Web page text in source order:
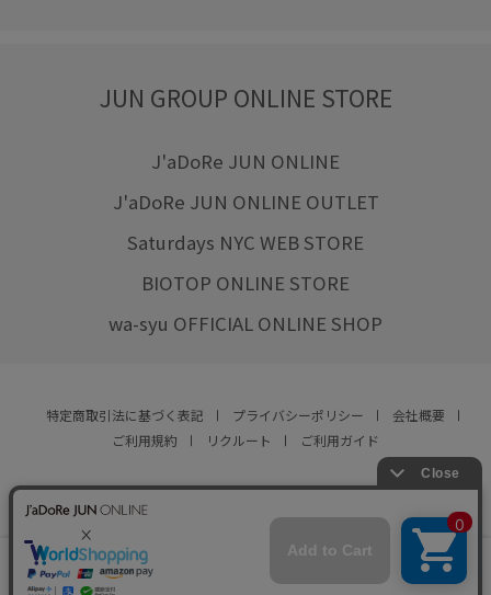
JUN GROUP ONLINE STORE
J'aDoRe JUN ONLINE
J'aDoRe JUN ONLINE OUTLET
Saturdays NYC WEB STORE
BIOTOP ONLINE STORE
wa-syu OFFICIAL ONLINE SHOP
特定商取引法に基づく表記 プライバシーポリシー
会社概要
ご利用規約
リクルート ご利用ガイド
© JUN CO.,LTD. ALL RIGHTS RESERVED.
店舗在庫
をみる
カートに入れる